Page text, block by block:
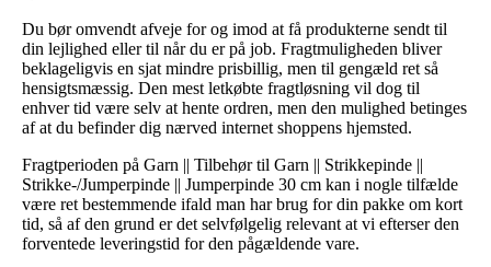
Du bør omvendt afveje for og imod at få produkterne sendt til
din lejlighed eller til når du er på job. Fragtmuligheden bliver
beklageligvis en sjat mindre prisbillig, men til gengæld ret så
hensigtsmæssig. Den mest letkøbte fragtløsning vil dog til
enhver tid være selv at hente ordren, men den mulighed betinges
af at du befinder dig nærved internet shoppens hjemsted.
Fragtperioden på Garn || Tilbehør til Garn || Strikkepinde ||
Strikke-/Jumperpinde || Jumperpinde 30 cm kan i nogle tilfælde
være ret bestemmende ifald man har brug for din pakke om kort
tid, så af den grund er det selvfølgelig relevant at vi efterser den
forventede leveringstid for den pågældende vare.